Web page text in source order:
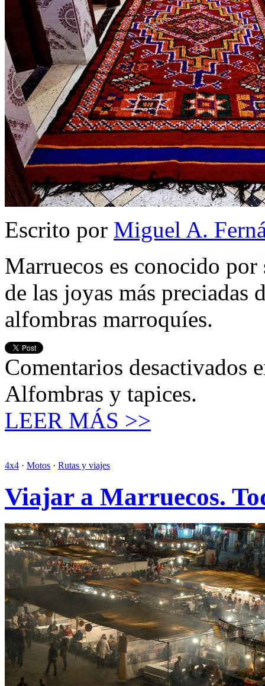
Escrito por Miguel A.
Marruecos es conocido
de las joyas más preciadas
alfombras marroquíes.
Comentarios desactivados
Alfombras y tapices.
LEER MÁS >>
4x4 · Motos · Rutas y viajes
Viajar a Marruecos.